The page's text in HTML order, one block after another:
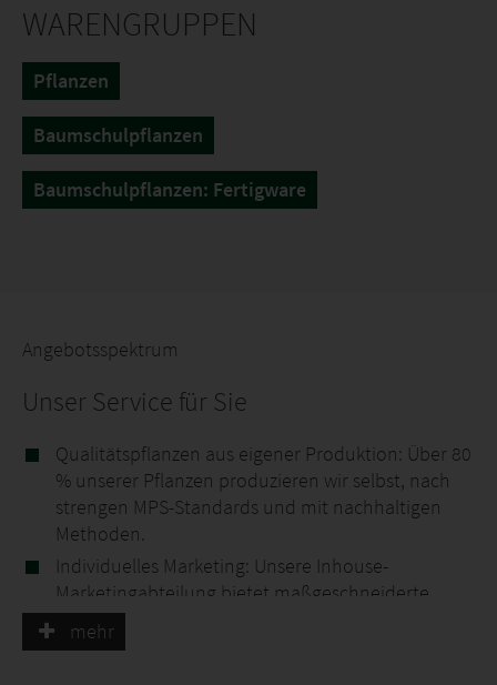
WARENGRUPPEN
Pflanzen
Baumschulpflanzen
Baumschulpflanzen: Fertigware
Angebotsspektrum
Unser Service für Sie
Qualitätspflanzen aus eigener Produktion: Über 80
% unserer Pflanzen produzieren wir selbst, nach
strengen MPS-Standards und mit nachhaltigen
Methoden.
Individuelles Marketing: Unsere Inhouse-
Marketingabteilung bietet maßgeschneiderte
Konzepte, von PR und Social Media bis hin zu
exklusivem POS-Material, um Ihre Verkaufsflächen
mehr